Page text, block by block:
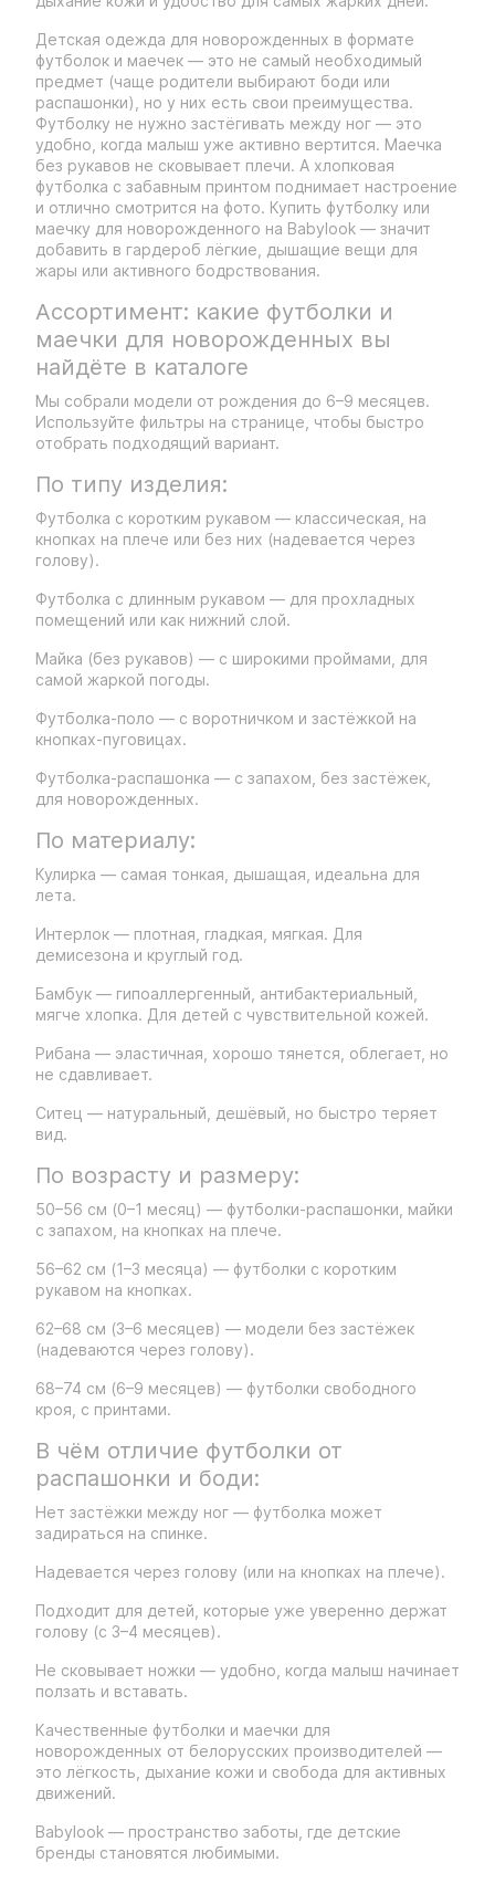
Детская одежда для новорожденных в формате
футболок и маечек — это не самый необходимый
предмет (чаще родители выбирают боди или
распашонки), но у них есть свои преимущества.
Футболку не нужно застёгивать между ног — это
удобно, когда малыш уже активно вертится. Маечка
без рукавов не сковывает плечи. А хлопковая
футболка с забавным принтом поднимает настроение
и отлично смотрится на фото. Купить футболку или
маечку для новорожденного на Babylook — значит
добавить в гардероб лёгкие, дышащие вещи для
жары или активного бодрствования.
Ассортимент: какие футболки и
маечки для новорожденных вы
найдёте в каталоге
Мы собрали модели от рождения до 6–9 месяцев.
Используйте фильтры на странице, чтобы быстро
отобрать подходящий вариант.
По типу изделия:
Футболка с коротким рукавом — классическая, на
кнопках на плече или без них (надевается через
голову).
Футболка с длинным рукавом — для прохладных
помещений или как нижний слой.
Майка (без рукавов) — с широкими проймами, для
самой жаркой погоды.
Футболка-поло — с воротничком и застёжкой на
кнопках-пуговицах.
Футболка-распашонка — с запахом, без застёжек,
для новорожденных.
По материалу:
Кулирка — самая тонкая, дышащая, идеальна для
лета.
Интерлок — плотная, гладкая, мягкая. Для
демисезона и круглый год.
Бамбук — гипоаллергенный, антибактериальный,
мягче хлопка. Для детей с чувствительной кожей.
Рибана — эластичная, хорошо тянется, облегает, но
не сдавливает.
Ситец — натуральный, дешёвый, но быстро теряет
вид.
По возрасту и размеру:
50–56 см (0–1 месяц) — футболки-распашонки, майки
с запахом, на кнопках на плече.
56–62 см (1–3 месяца) — футболки с коротким
рукавом на кнопках.
62–68 см (3–6 месяцев) — модели без застёжек
(надеваются через голову).
68–74 см (6–9 месяцев) — футболки свободного
кроя, с принтами.
В чём отличие футболки от
распашонки и боди:
Нет застёжки между ног — футболка может
задираться на спинке.
Надевается через голову (или на кнопках на плече).
Подходит для детей, которые уже уверенно держат
голову (с 3–4 месяцев).
Не сковывает ножки — удобно, когда малыш начинает
ползать и вставать.
Качественные футболки и маечки для
новорожденных от белорусских производителей —
это лёгкость, дыхание кожи и свобода для активных
движений.
Babylook — пространство заботы, где детские
бренды становятся любимыми.